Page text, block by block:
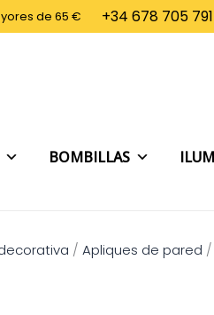
de 65 € +34 678 705 791
BOMBILLAS
/ Apliques de pared /